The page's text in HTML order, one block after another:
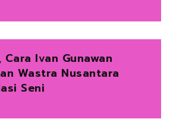
Ivan Gunawan
Wastra Nusantara
Seni